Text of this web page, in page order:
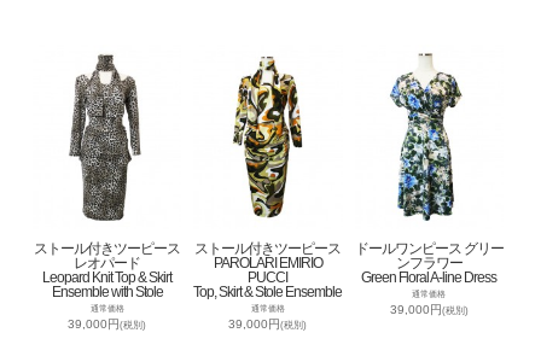
ストール付きツーピース
レオパード
Leopard Knit Top & Skirt
Ensemble with Stole
通常価格
39,000円(税別)
ストール付きツーピース
PAROLARI EMIRIO
PUCCI
Top, Skirt & Stole Ensemble
通常価格
39,000円(税別)
ドールワンピース グリー
ンフラワー
Green Floral A-line Dress
通常価格
39,000円(税別)